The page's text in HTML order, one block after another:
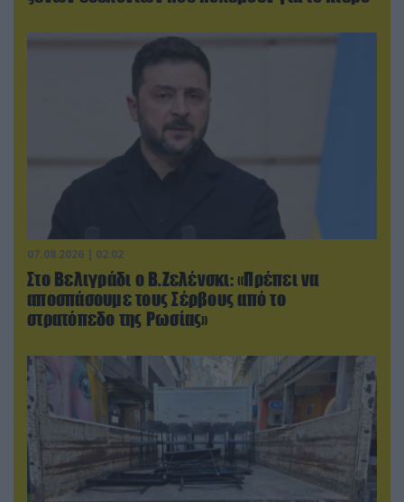
07.08.2026 | 02:02
Στο Βελιγράδι ο Β.Ζελένσκι: «Πρέπει να
αποσπάσουμε τους Σέρβους από το
στρατόπεδο της Ρωσίας»